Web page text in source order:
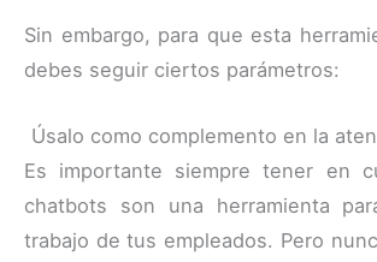
Sin embargo, para que esta
debes seguir ciertos parámetros:
Úsalo como complemento en la
Es importante siempre tener en
chatbots son una herramienta
trabajo de tus empleados. Pero